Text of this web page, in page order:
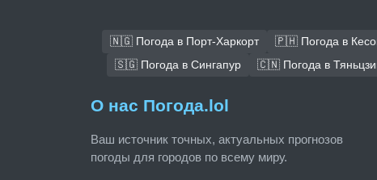
🇳🇬 Погода в Порт-Харкорт 🇵🇭 Погода в
🇸🇬 Погода в Сингапур
🇨🇳 Погода в
О нас Погода.lol
Ваш источник точных, актуальных прогнозов
погоды для городов по всему миру.